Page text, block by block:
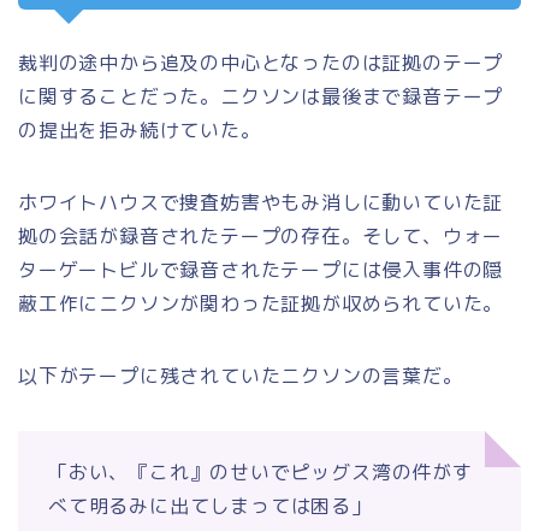
裁判の途中から追及の中心となったのは証拠のテープ
に関することだった。ニクソンは最後まで録音テープ
の提出を拒み続けていた。
ホワイトハウスで捜査妨害やもみ消しに動いていた証
拠の会話が録音されたテープの存在。そして、ウォー
ターゲートビルで録音されたテープには侵入事件の隠
蔽工作にニクソンが関わった証拠が収められていた。
以下がテープに残されていたニクソンの言葉だ。
「おい、『これ』のせいでピッグス湾の件がす
べて明るみに出てしまっては困る」